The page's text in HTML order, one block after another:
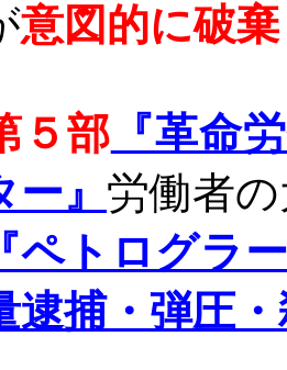
意図的に破棄
５部 『革命
』 労働者
『ペトログラ
逮捕・弾圧